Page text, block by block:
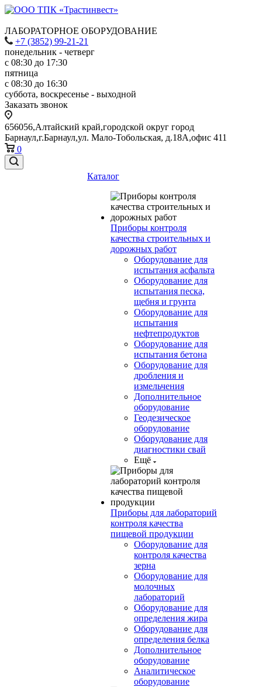
ЛАБОРАТОРНОЕ ОБОРУДОВАНИЕ
+7 (3852) 99-21-21
понедельник - четверг
с 08:30 до 17:30
пятница
с 08:30 до 16:30
суббота, воскресенье - выходной
Заказать звонок
656056,Алтайский край,городской округ город
Барнаул,г.Барнаул,ул. Мало-Тобольская, д.18А,офис 411
0
Каталог
Приборы контроля
качества строительных и
дорожных работ
Оборудование для
испытания асфальта
Оборудование для
испытания песка,
щебня и грунта
Оборудование для
испытания
нефтепродуктов
Оборудование для
испытания бетона
Оборудование для
дробления и
измельчения
Дополнительное
оборудование
Геодезическое
оборудование
Оборудование для
диагностики свай
Ещё
Приборы для лабораторий
контроля качества
пищевой продукции
Оборудование для
контроля качества
зерна
Оборудование для
молочных
лабораторий
Оборудование для
определения жира
Оборудование для
определения белка
Дополнительное
оборудование
Аналитическое
оборудование